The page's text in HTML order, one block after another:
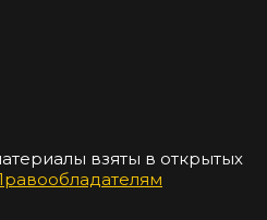
взяты в открытых